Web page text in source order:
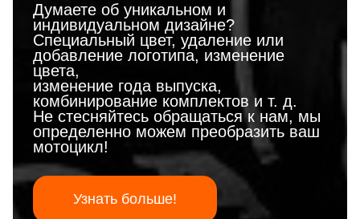
Думаете об уникальном и
индивидуальном дизайне?
Специальный цвет, удаление или
добавление логотипа, изменение
цвета,
изменение года выпуска,
комбинирование комплектов и т. д.
Не стесняйтесь обращаться к нам, мы
определенно можем преобразить ваш
мотоцикл!
Узнать больше!